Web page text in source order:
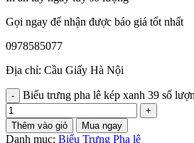
Gọi ngay để nhận được báo giá tốt nhất
0978585077
Địa chỉ: Cầu Giấy Hà Nội
Biểu trưng pha lê kép xanh 39 số
Thêm vào giỏ Mua ngay
Danh mục: Biểu Trưng Pha lê